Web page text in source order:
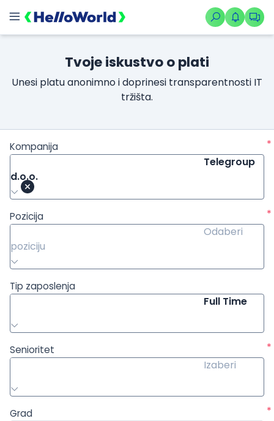
Tvoje iskustvo o plati
Unesi platu anonimno i doprinesi transparentnosti IT
tržišta.
Kompanija
*
Telegroup
d.o.o.
Pozicija
*
Odaberi
poziciju
Tip zaposlenja
Full Time
Senioritet
*
Izaberi
Grad
*